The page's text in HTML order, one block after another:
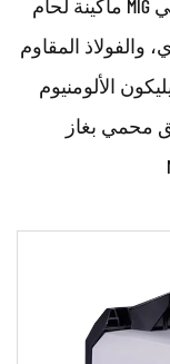
الدقيقة
ماكينة لحام MIG صناعية 350 أمبير/500 أمبير، تحكم رقمي
والفولاذ المقاوم
الألومنيوم
محمي بغاز